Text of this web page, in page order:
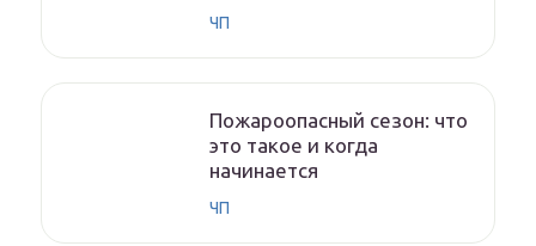
ЧП
Пожароопасный сезон: что
это такое и когда
начинается
ЧП